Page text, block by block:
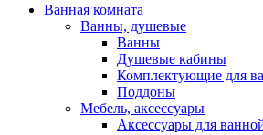
Ванная комната
Ванны, душевые
Ванны
Душевые кабины
Комплектующие для
Поддоны
Мебель, аксессуары
Аксессуары для